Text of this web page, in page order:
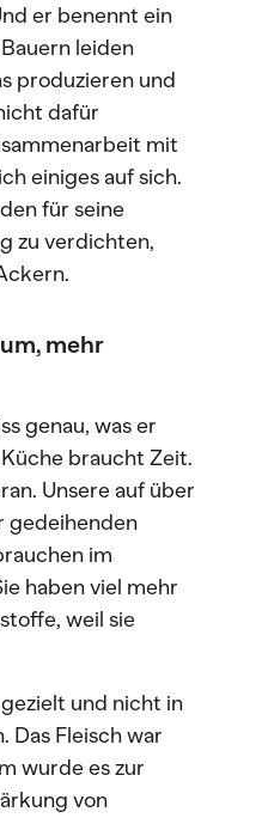
er benennt ein
leiden
produzieren und
dafür
mit
einiges auf sich.
für seine
zu verdichten,
mehr
genau, was er
braucht Zeit.
Unsere auf über
gedeihenden
im
haben viel mehr
weil sie
und nicht in
Das Fleisch war
wurde es zur
von